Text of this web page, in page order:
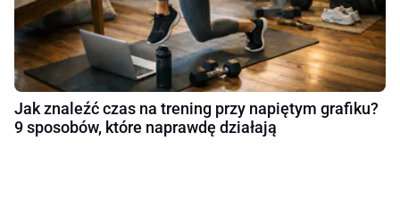
Jak znaleźć czas na trening przy napiętym grafiku?
9 sposobów, które naprawdę działają